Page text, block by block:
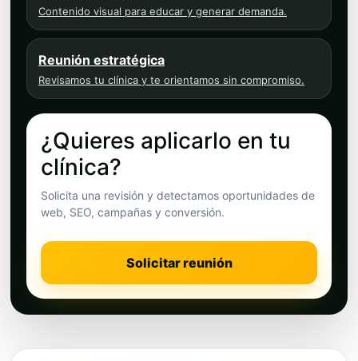
Contenido visual para educar y generar demanda.
Reunión estratégica
Revisamos tu clínica y te orientamos sin compromiso.
¿Quieres aplicarlo en tu
clínica?
Solicita una revisión y detectamos oportunidades de
web, SEO, campañas y conversión.
Solicitar reunión